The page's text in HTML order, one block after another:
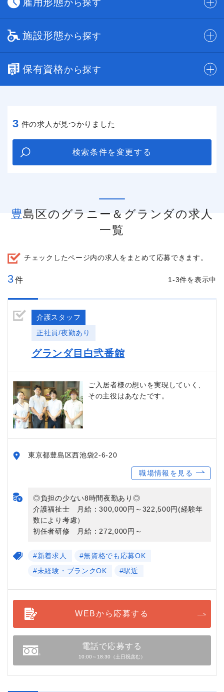
から探す
施設形態から探す
保有資格から探す
3 件の求人が見つかりました
検索条件を変更する
豊島区のグラニー＆グランダの求人
一覧
チェックしたページ内の求人をまとめて応募できます。
3件 1-3件を表示中
介護スタッフ
正社員/夜勤あり
グランダ目白弐番館
ご入居者様の想いを実現していく、
その主役はあなたです。
東京都豊島区西池袋2-6-20
職場情報を見る
◎負担の少ない8時間夜勤あり◎
介護福祉士 月給：300,000円～322,500円(経験年
数により考慮）
初任者研修 月給：272,000円～
#新着求人
#無資格でも応募OK
#未経験・ブランクOK
#駅近
WEBから応募する
電話で応募する
10:00～18:30（土日祝含む）